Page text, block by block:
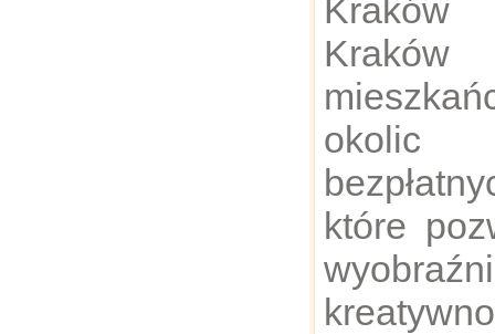
Kraków
które